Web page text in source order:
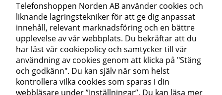
Telefonshoppen Norden AB använder cookies och
liknande lagringstekniker för att ge dig anpassat
innehåll, relevant marknadsföring och en bättre
upplevelse av vår webbplats. Du bekräftar att du
har läst vår cookiepolicy och samtycker till vår
användning av cookies genom att klicka på "Stäng
och godkänn". Du kan själv när som helst
kontrollera vilka cookies som sparas i din
webbläsare under ”Inställningar”. Du kan läsa mer